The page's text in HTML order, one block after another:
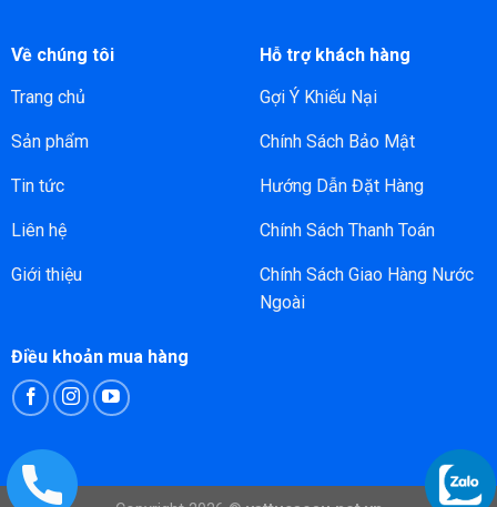
Về chúng tôi
Trang chủ
Sản phẩm
Tin tức
Liên hệ
Giới thiệu
Hỗ trợ khách hàng
Gợi Ý Khiếu Nại
Chính Sách Bảo Mật
Hướng Dẫn Đặt Hàng
Chính Sách Thanh Toán
Chính Sách Giao Hàng Nước
Ngoài
Điều khoản mua hàng